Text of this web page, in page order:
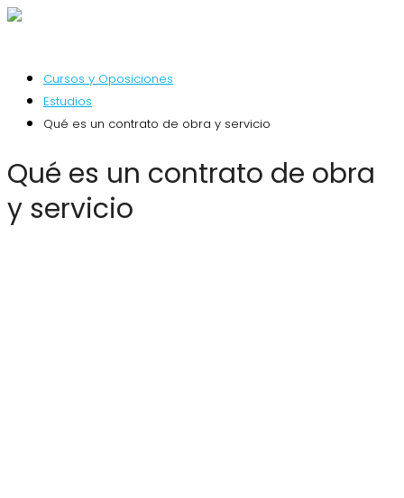
Cursos y Oposiciones
Estudios
Qué es un contrato de obra y servicio
Qué es un contrato de obra
y servicio